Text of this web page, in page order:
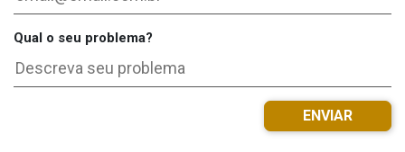
Qual o seu problema?
ENVIAR